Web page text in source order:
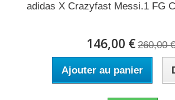
adidas X Crazyfast Messi.1 FG
146,00 € 260,00 €
Ajouter au panier